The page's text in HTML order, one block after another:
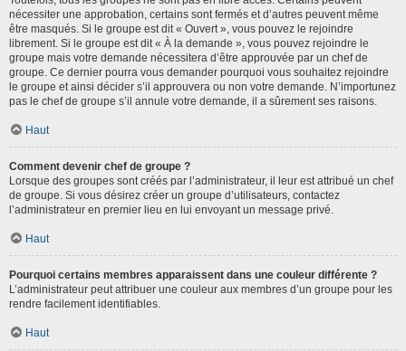
nécessiter une approbation, certains sont fermés et d’autres peuvent même
être masqués. Si le groupe est dit « Ouvert », vous pouvez le rejoindre
librement. Si le groupe est dit « À la demande », vous pouvez rejoindre le
groupe mais votre demande nécessitera d’être approuvée par un chef de
groupe. Ce dernier pourra vous demander pourquoi vous souhaitez rejoindre
le groupe et ainsi décider s’il approuvera ou non votre demande. N’importunez
pas le chef de groupe s’il annule votre demande, il a sûrement ses raisons.
Haut
Comment devenir chef de groupe ?
Lorsque des groupes sont créés par l’administrateur, il leur est attribué un chef
de groupe. Si vous désirez créer un groupe d’utilisateurs, contactez
l’administrateur en premier lieu en lui envoyant un message privé.
Haut
Pourquoi certains membres apparaissent dans une couleur différente ?
L’administrateur peut attribuer une couleur aux membres d’un groupe pour les
rendre facilement identifiables.
Haut